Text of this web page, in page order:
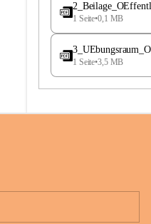
e
a
1 Seite•0,1 MB
1 Seite•3,5 MB